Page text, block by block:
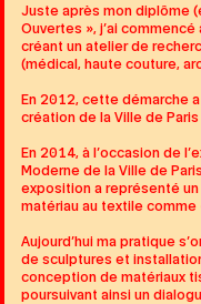
Juste après mon diplôme
Ouvertes », j’ai
créant un atelier de
(médical, haute couture,
En 2012, cette démarche
création de la Ville de
En 2014, à l’occasion de
Moderne de la Ville de
exposition a représenté
matériau au textile
Aujourd’hui ma pratique
de sculptures et
conception de matériaux
poursuivant ainsi un